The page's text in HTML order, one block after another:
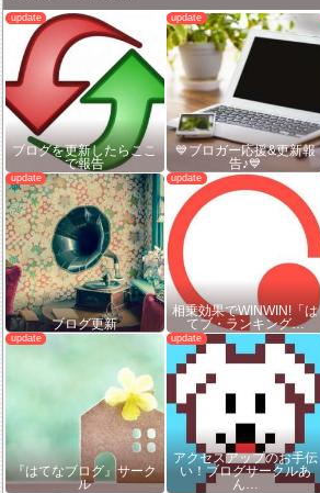
ブログを更新したらここ
で報告
💙ブロガー応援&更新報
告♪💙
ブログ更新
相乗効果でWINWIN!「は
てブ・ランキング…
『はてなブログ』サーク
ル
アクセスアップのお手伝
い！ブログサークルあ
ん…